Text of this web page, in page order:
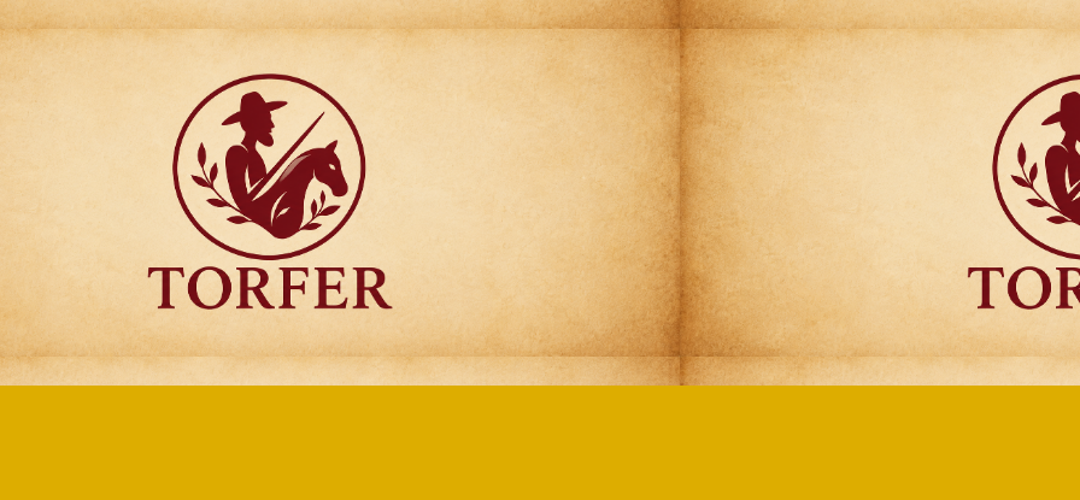
Articulos para Regalo Torfer.